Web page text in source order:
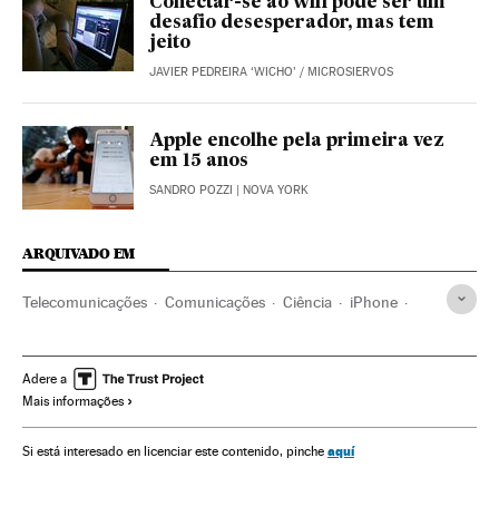
desafio desesperador, mas tem
jeito
JAVIER PEDREIRA ‘WICHO’ / MICROSIERVOS
Apple encolhe pela primeira vez
em 15 anos
SANDRO POZZI | NOVA YORK
ARQUIVADO EM
Telecomunicações Comunicações Ciência iPhone
Celular Telefonia Mobilidade
Adere a
Mais informações
Si está interesado en licenciar este contenido, pinche aquí